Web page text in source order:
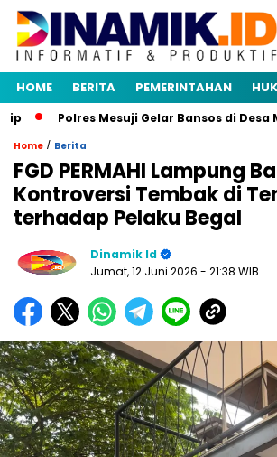
HOME BERITA PEMERINTAHAN
Polres Mesuji Gelar Bansos di Desa
Home / Berita
FGD PERMAHI Lampung
Kontroversi Tembak di
terhadap Pelaku Begal
Dinamik Id
Jumat, 12 Juni 2026 - 21:38 WIB